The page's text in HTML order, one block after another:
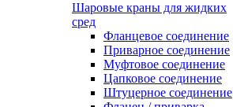
Шаровые краны для жидких
сред
Фланцевое соединение
Приварное соединение
Муфтовое соединение
Цапковое соединение
Штуцерное соединение